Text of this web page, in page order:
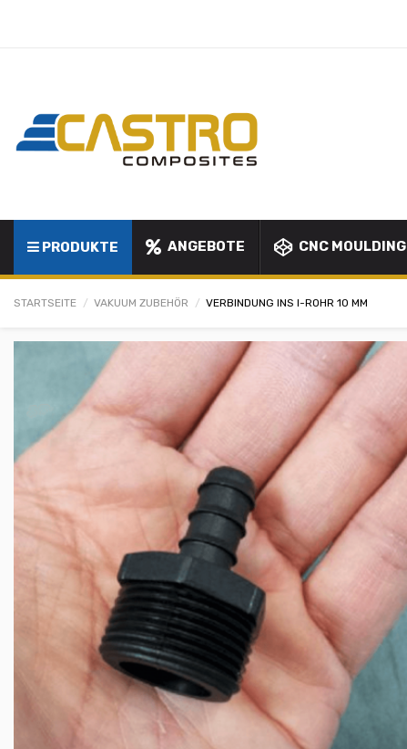
PRODUKTE ANGEBOTE CNC MOULDING
STARTSEITE VAKUUM ZUBEHÖR VERBINDUNG INS I-ROHR 10 MM